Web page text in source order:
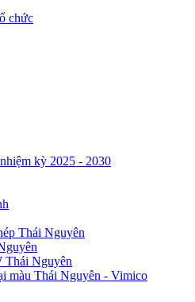
chức
kỳ 2025 - 2030
Thái Nguyên
Thái Nguyên
màu Thái Nguyên - Vimico